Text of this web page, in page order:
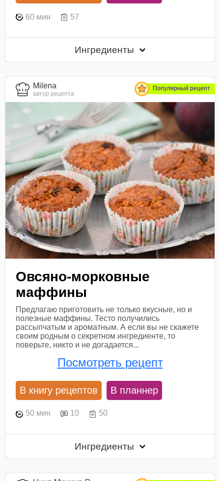
60 мин 57
Ингредиенты
Milena
автор рецепта
Популярный рецепт
Овсяно-морковные
маффины
Предлагаю приготовить не только вкусные, но и
полезные маффины. Тесто получились
рассыпчатым и ароматным. А если вы не скажете
своим родным о секретном ингредиенте, то
поверьте, никто и не догадается...
Посмотреть рецепт
В книгу рецептов В планнер
50 мин 10 50
Ингредиенты